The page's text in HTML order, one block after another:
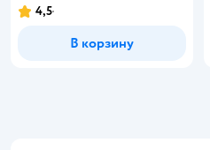
Рейтинг:
4,5
В корзину